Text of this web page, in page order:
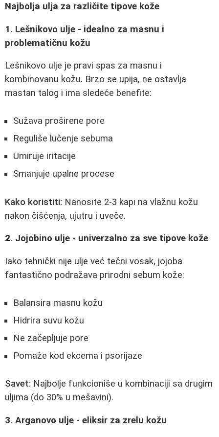
Najbolja ulja za različite tipove kože
1. Lešnikovo ulje - idealno za masnu i
problematičnu kožu
Lešnikovo ulje je pravi spas za masnu i
kombinovanu kožu. Brzo se upija, ne ostavlja
mastan talog i ima sledeće benefite:
Sužava proširene pore
Reguliše lučenje sebuma
Umiruje iritacije
Smanjuje upalne procese
Kako koristiti: Nanosite 2-3 kapi na vlažnu kožu
nakon čišćenja, ujutru i uveče.
2. Jojobino ulje - univerzalno za sve tipove kože
Iako tehnički nije ulje već tečni vosak, jojoba
fantastično podražava prirodni sebum kože:
Balansira masnu kožu
Hidrira suvu kožu
Ne začepljuje pore
Pomaže kod ekcema i psorijaze
Savet: Najbolje funkcioniše u kombinaciji sa drugim
uljima (do 30% u mešavini).
3. Arganovo ulje - eliksir za zrelu kožu